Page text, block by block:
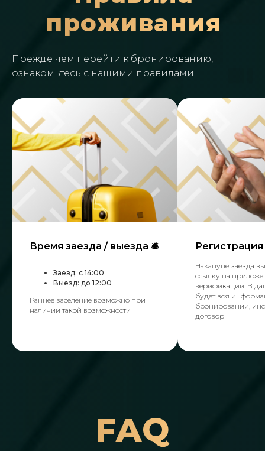
проживания
Прежде чем перейти к бронированию,
ознакомьтесь с нашими правилами
Время заезда / выезда 🛎
Заезд: с 14:00
Выезд: до 12:00
Раннее заселение возможно при
наличии такой возможности
Накануне заезда
ссылку на
верификации. В
будет вся
бронировании,
договор
FAQ